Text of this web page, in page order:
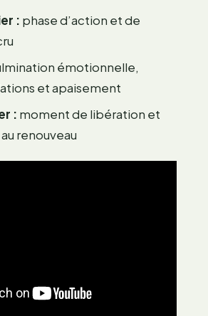
: phase d’action et de
émotionnelle,
et apaisement
: moment de libération et
renouveau